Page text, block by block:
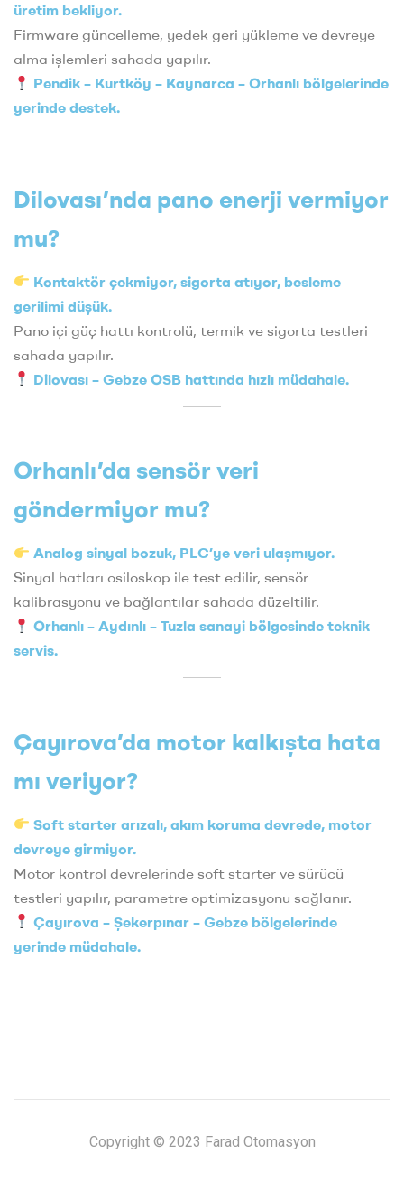
üretim bekliyor.
Firmware güncelleme, yedek geri yükleme ve devreye
alma işlemleri sahada yapılır.
Pendik – Kurtköy – Kaynarca – Orhanlı bölgelerinde
yerinde destek.
Dilovası’nda pano enerji vermiyor
mu?
Kontaktör çekmiyor, sigorta atıyor, besleme
gerilimi düşük.
Pano içi güç hattı kontrolü, termik ve sigorta testleri
sahada yapılır.
Dilovası – Gebze OSB hattında hızlı müdahale.
Orhanlı’da sensör veri
göndermiyor mu?
Analog sinyal bozuk, PLC’ye veri ulaşmıyor.
Sinyal hatları osiloskop ile test edilir, sensör
kalibrasyonu ve bağlantılar sahada düzeltilir.
Orhanlı – Aydınlı – Tuzla sanayi bölgesinde teknik
servis.
Çayırova’da motor kalkışta hata
mı veriyor?
Soft starter arızalı, akım koruma devrede, motor
devreye girmiyor.
Motor kontrol devrelerinde soft starter ve sürücü
testleri yapılır, parametre optimizasyonu sağlanır.
Çayırova – Şekerpınar – Gebze bölgelerinde
yerinde müdahale.
Copyright © 2023 Farad Otomasyon